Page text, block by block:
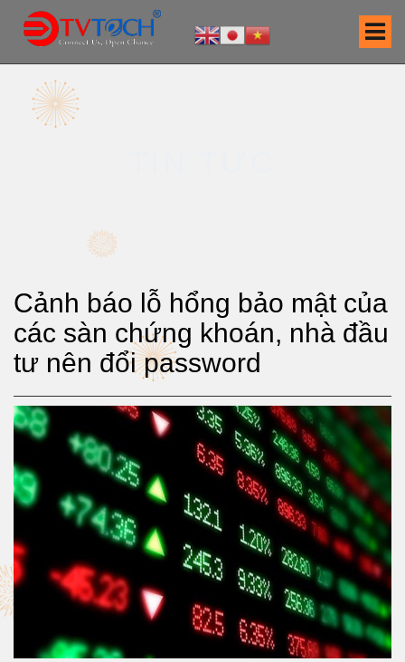
Cảnh báo lỗ hổng bảo mật của
các sàn chứng khoán, nhà đầu
tư nên đổi password